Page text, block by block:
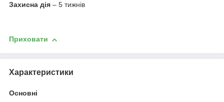
Захисна дія – 5 тижнів
Приховати
Характеристики
Основні